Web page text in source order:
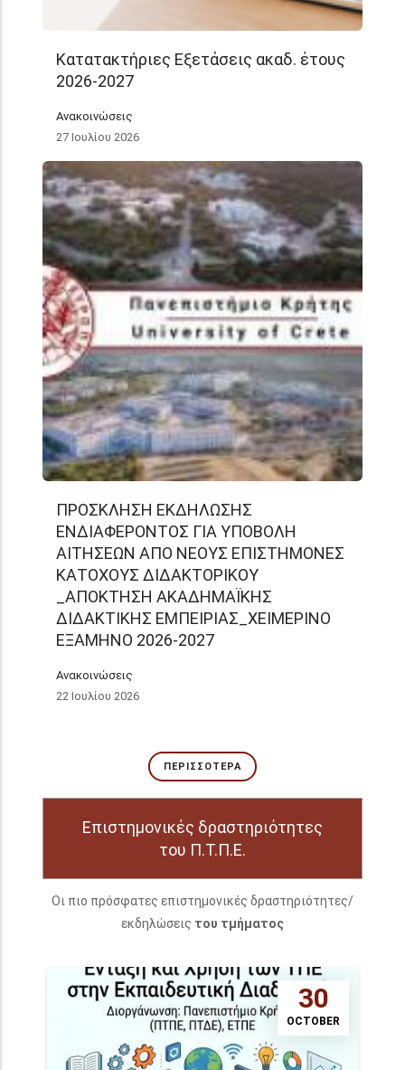
Κατατακτήριες Εξετάσεις ακαδ. έτους
2026-2027
Ανακοινώσεις
27 Ιουλίου 2026
ΠΡΟΣΚΛΗΣΗ ΕΚΔΗΛΩΣΗΣ
ΕΝΔΙΑΦΕΡΟΝΤΟΣ ΓΙΑ ΥΠΟΒΟΛΗ
ΑΙΤΗΣΕΩΝ ΑΠΟ ΝΕΟΥΣ ΕΠΙΣΤΗΜΟΝΕΣ
ΚΑΤΟΧΟΥΣ ΔΙΔΑΚΤΟΡΙΚΟΥ
_ΑΠΟΚΤΗΣΗ ΑΚΑΔΗΜΑΪΚΗΣ
ΔΙΔΑΚΤΙΚΗΣ ΕΜΠΕΙΡΙΑΣ_ΧΕΙΜΕΡΙΝΟ
ΕΞΑΜΗΝΟ 2026-2027
Ανακοινώσεις
22 Ιουλίου 2026
ΠΕΡΙΣΣΌΤΕΡΑ
Επιστημονικές δραστηριότητες
του Π.Τ.Π.Ε.
Οι πιο πρόσφατες επιστημονικές δραστηριότητες/
εκδηλώσεις του τμήματος
30
OCTOBER